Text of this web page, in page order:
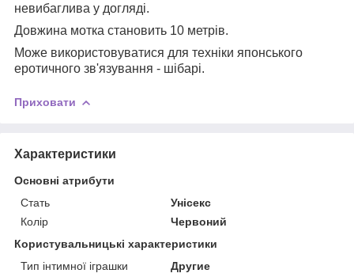
невибаглива у догляді.
Довжина мотка становить 10 метрів.
Може використовуватися для техніки японського
еротичного зв'язування - шібарі.
Приховати
Характеристики
Основні атрибути
Стать
Унісекс
Колір
Червоний
Користувальницькі характеристики
Тип інтимної іграшки
Другие